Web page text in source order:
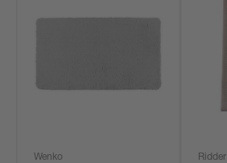
Wenko Ridder